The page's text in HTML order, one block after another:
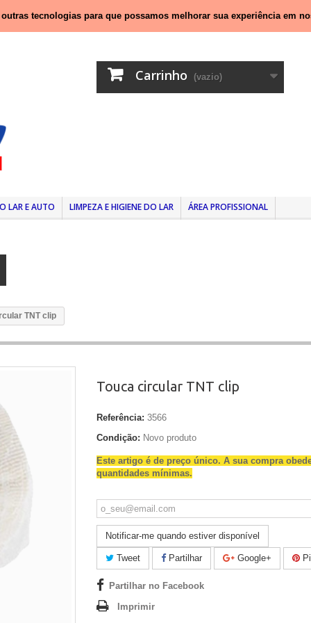
móvel)
Carrinho (vazio)
LAR E AUTO LIMPEZA E HIGIENE DO LAR ÁREA PROFISSIONAL
TNT clip
Touca circular TNT clip
Referência: 3566
Condição: Novo produto
Este artigo é de preço único. A sua compra
quantidades mínimas.
Notificar-me quando estiver disponível
Tweet Partilhar Google+
Partilhar no Facebook
Imprimir
tecnologias para que possamos melhorar sua experiência em